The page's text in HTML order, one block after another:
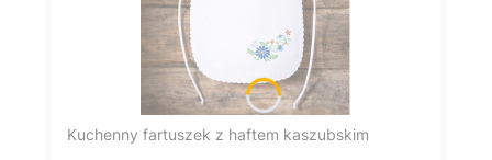
Kuchenny fartuszek z haftem kaszubskim